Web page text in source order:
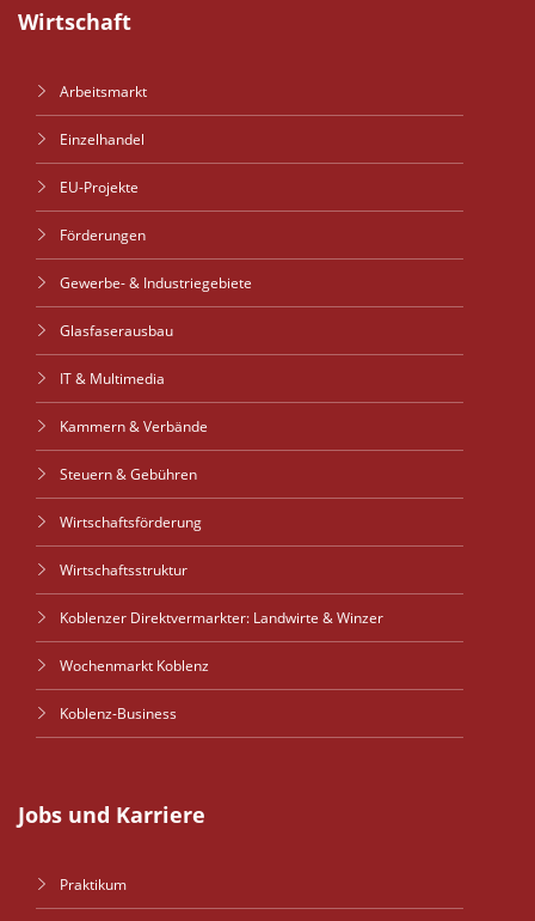
Wirtschaft
Arbeitsmarkt
Einzelhandel
EU-Projekte
Förderungen
Gewerbe- & Industriegebiete
Glasfaserausbau
IT & Multimedia
Kammern & Verbände
Steuern & Gebühren
Wirtschaftsförderung
Wirtschaftsstruktur
Koblenzer Direktvermarkter: Landwirte & Winzer
Wochenmarkt Koblenz
Koblenz-Business
Jobs und Karriere
Praktikum